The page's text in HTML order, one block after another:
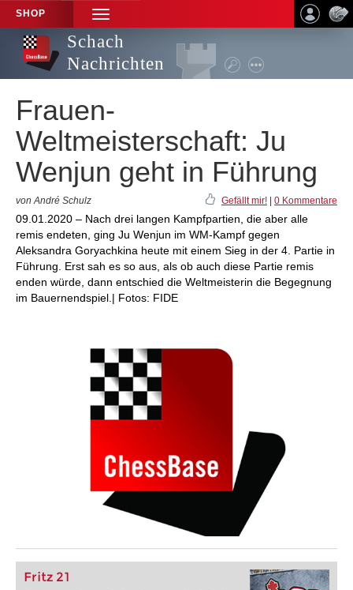
SHOP
TOGGLE
NAVIGATION
Schach
Nachrichten
Frauen-
Weltmeisterschaft: Ju
Wenjun geht in Führung
von André Schulz Gefällt mir! 0 Kommentare
09.01.2020 – Nach drei langen Kampfpartien, die aber alle
remis endeten, ging Ju Wenjun im WM-Kampf gegen
Aleksandra Goryachkina heute mit einem Sieg in der 4. Partie in
Führung. Erst sah es so aus, als ob auch diese Partie remis
enden würde, dann entschied die Weltmeisterin die Begegnung
im Bauernendspiel.| Fotos: FIDE
Fritz 21